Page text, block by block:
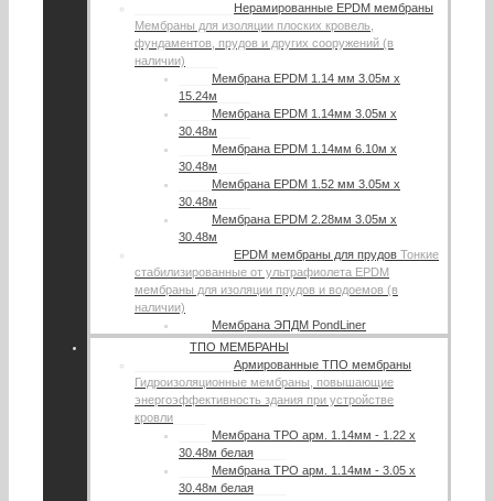
Нерамированные EPDM мембраны
Мембраны для изоляции плоских кровель,
фундаментов, прудов и других сооружений (в
наличии)
Мембрана EPDM 1.14 мм 3.05м х
15.24м
Мембрана EPDM 1.14мм 3.05м х
30.48м
Мембрана EPDM 1.14мм 6.10м х
30.48м
Мембрана EPDM 1.52 мм 3.05м х
30.48м
Мембрана EPDM 2.28мм 3.05м х
30.48м
EPDM мембраны для прудов Тонкие
стабилизированные от ультрафиолета EPDM
мембраны для изоляции прудов и водоемов (в
наличии)
Мембрана ЭПДМ PondLiner
ТПО МЕМБРАНЫ
Армированные ТПО мембраны
Гидроизоляционные мембраны, повышающие
энергоэффективность здания при устройстве
кровли
Мембрана TPO арм. 1.14мм - 1.22 х
30.48м белая
Мембрана TPO арм. 1.14мм - 3.05 х
30.48м белая